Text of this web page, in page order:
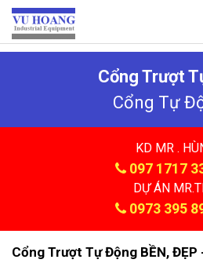
Cổng Trượt
Cổng Tự
KD MR .
097 1717
DỰ ÁN
0973 395
Cổng Trượt Tự Động BỀN, ĐẸP